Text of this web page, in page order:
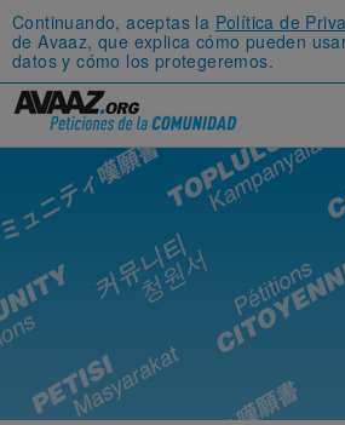
Continuando, aceptas la Política de
de Avaaz, que explica cómo pueden
datos y cómo los protegeremos.